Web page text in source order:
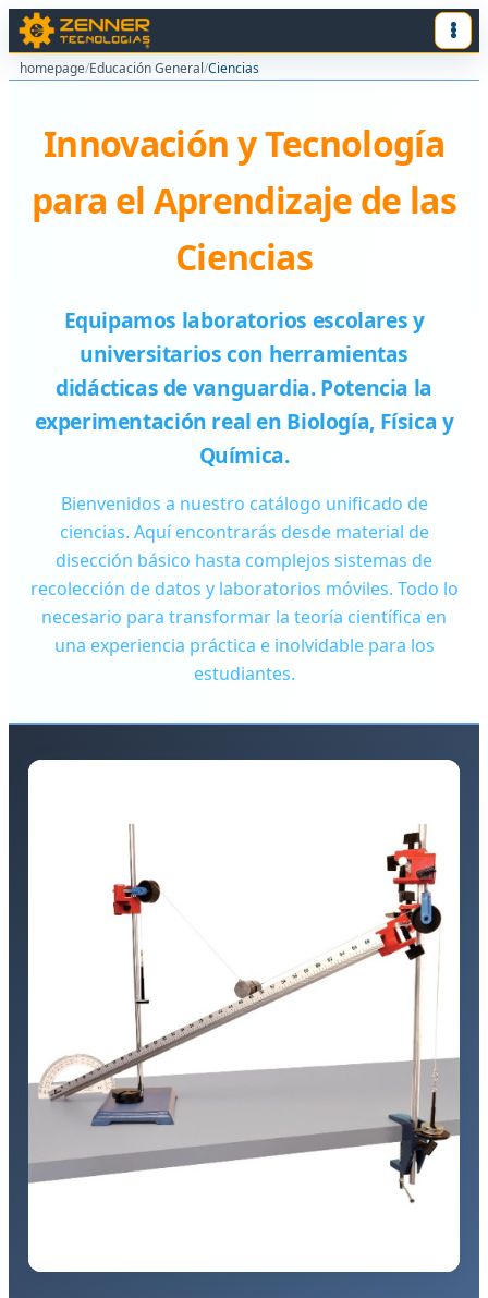
homepage/Educación General/Ciencias
Innovación y Tecnología
para el Aprendizaje de las
Ciencias
Equipamos laboratorios escolares y
universitarios con herramientas
didácticas de vanguardia. Potencia la
experimentación real en Biología, Física y
Química.
Bienvenidos a nuestro catálogo unificado de
ciencias. Aquí encontrarás desde material de
disección básico hasta complejos sistemas de
recolección de datos y laboratorios móviles. Todo lo
necesario para transformar la teoría científica en
una experiencia práctica e inolvidable para los
estudiantes.